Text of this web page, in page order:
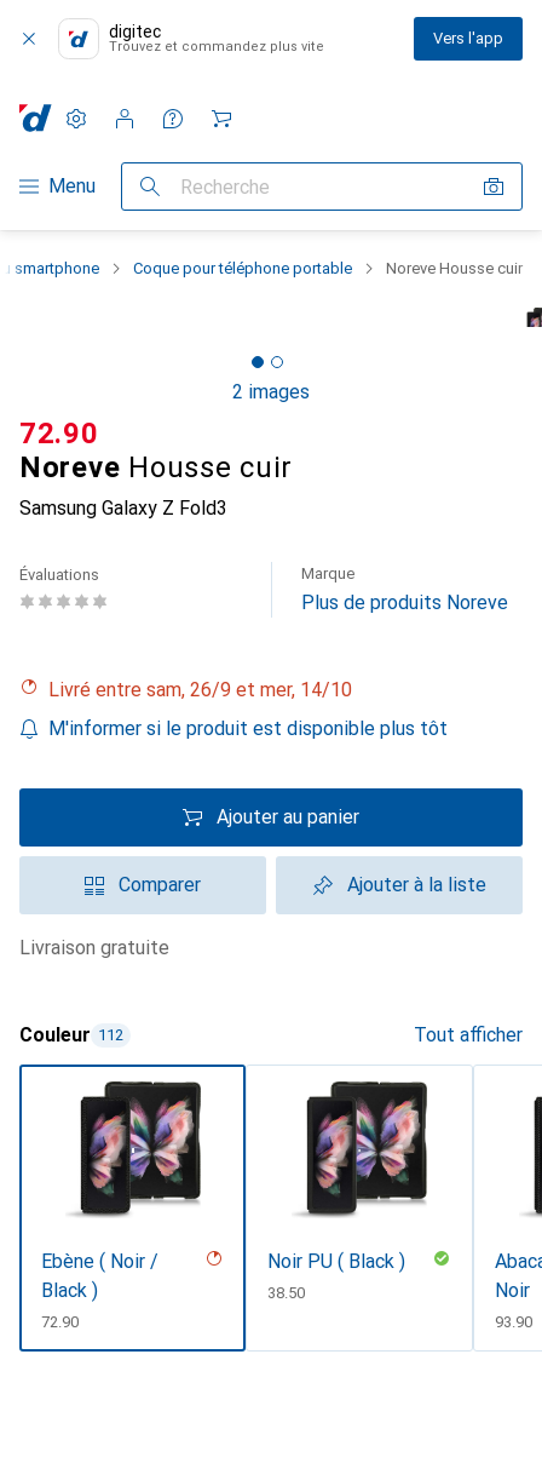
digitec
Trouvez et commandez plus vite Vers l'app
Navigation par catégorie
Menu Recherche
Paramètres
Compte client
Listes de comparaison
Listes d'envies
Panier
smartphone Coque pour téléphone portable Noreve Housse cuir
2 images
Noreve Housse cuir
Samsung Galaxy Z Fold3
CHF
72.90
Évaluations Marque
Plus de produits Noreve
Livré entre sam, 26/9 et mer, 14/10
M'informer si le produit est disponible plus tôt
Ajouter au panier
Comparer Ajouter à la liste
livraison gratuite
Couleur 112 Tout afficher
Ebène ( Noir /
Black )
CHF
72.90
Noir PU ( Black )
CHF
38.50
Noir
CHF
93.90